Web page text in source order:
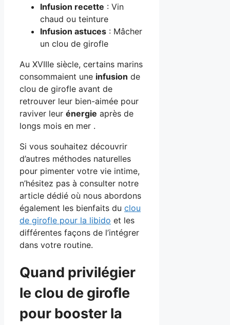
Infusion recette : Vin
chaud ou teinture
Infusion astuces : Mâcher
un clou de girofle
Au XVIIIe siècle, certains marins
consommaient une infusion de
clou de girofle avant de
retrouver leur bien-aimée pour
raviver leur énergie après de
longs mois en mer .
Si vous souhaitez découvrir
d’autres méthodes naturelles
pour pimenter votre vie intime,
n’hésitez pas à consulter notre
article dédié où nous abordons
également les bienfaits du clou
de girofle pour la libido et les
différentes façons de l’intégrer
dans votre routine.
Quand privilégier
le clou de girofle
pour booster la